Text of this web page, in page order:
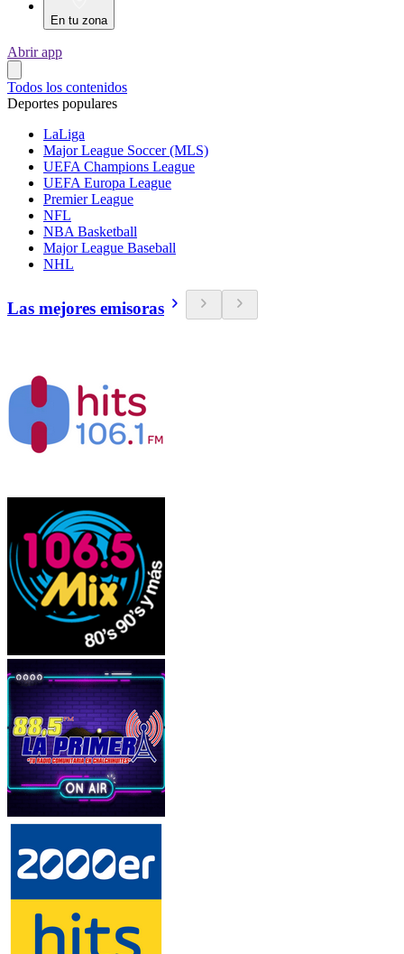
En tu zona
Abrir app
Todos los contenidos
Deportes populares
LaLiga
Major League Soccer (MLS)
UEFA Champions League
UEFA Europa League
Premier League
NFL
NBA Basketball
Major League Baseball
NHL
Las mejores emisoras